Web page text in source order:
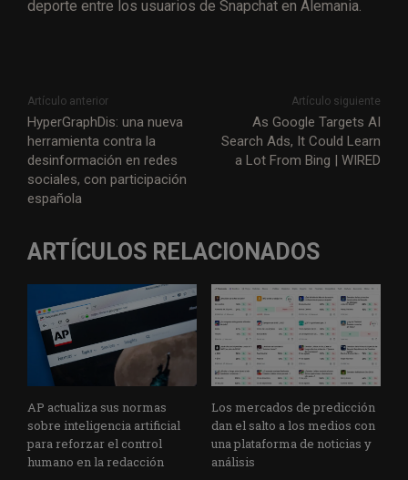
deporte entre los usuarios de Snapchat en Alemania.
Artículo anterior
HyperGraphDis: una nueva
herramienta contra la
desinformación en redes
sociales, con participación
española
Artículo siguiente
As Google Targets AI
Search Ads, It Could Learn
a Lot From Bing | WIRED
ARTÍCULOS RELACIONADOS
AP actualiza sus normas
sobre inteligencia artificial
para reforzar el control
humano en la redacción
Los mercados de predicción
dan el salto a los medios con
una plataforma de noticias y
análisis